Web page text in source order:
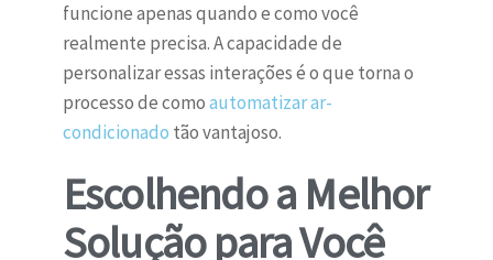
funcione apenas quando e como você
realmente precisa. A capacidade de
personalizar essas interações é o que torna o
processo de comoautomatizar ar-
condicionado tão vantajoso.
Escolhendo a Melhor
Solução para Você